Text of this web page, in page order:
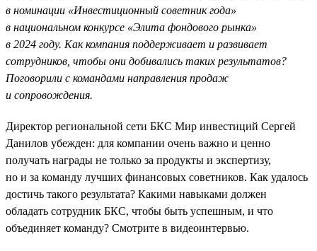
в номинации «Инвестиционный советник года»
в национальном конкурсе «Элита фондового рынка»
в 2024 году. Как компания поддерживает и развивает
сотрудников, чтобы они добивались таких результатов?
Поговорили с командами направления продаж
и сопровождения.
Директор региональной сети БКС Мир инвестиций Сергей
Данилов убежден: для компании очень важно и ценно
получать награды не только за продукты и экспертизу,
но и за команду лучших финансовых советников. Как удалось
достичь такого результата? Какими навыками должен
обладать сотрудник БКС, чтобы быть успешным, и что
объединяет команду? Смотрите в видеоинтервью.